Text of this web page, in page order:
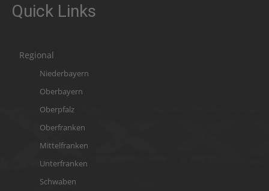
Quick Links
Regional
Niederbayern
Oberbayern
Oberpfalz
Oberfranken
Mittelfranken
Unterfranken
Schwaben